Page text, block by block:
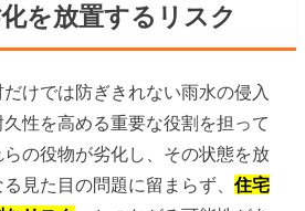
を放置するリスク
けでは防ぎきれない雨水の侵入
性を高める重要な役割を担って
の役物が劣化し、その状態を放
見た目の問題に留まらず、住宅